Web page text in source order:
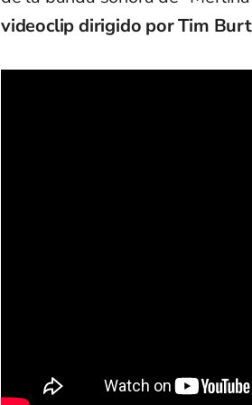
videoclip dirigido por Tim